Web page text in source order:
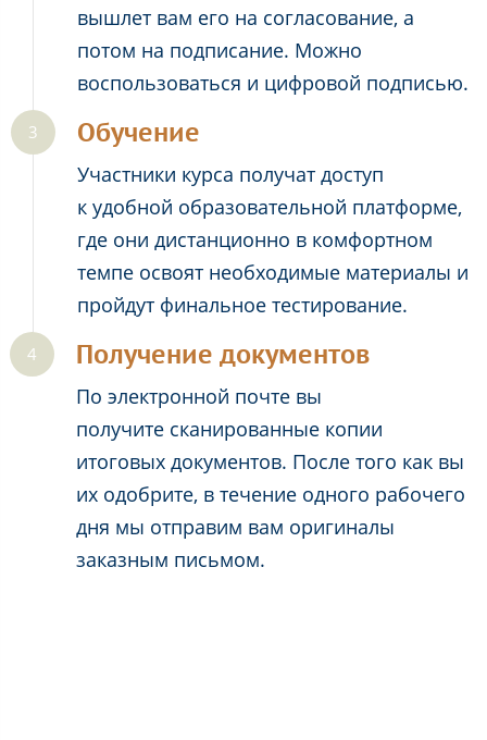
вышлет вам его на согласование, а
потом на подписание. Можно
воспользоваться и цифровой подписью.
Обучение
Участники курса получат доступ
к удобной образовательной платформе,
где они дистанционно в комфортном
темпе освоят необходимые материалы и
пройдут финальное тестирование.
Получение документов
По электронной почте вы
получите сканированные копии
итоговых документов. После того как вы
их одобрите, в течение одного рабочего
дня мы отправим вам оригиналы
заказным письмом.